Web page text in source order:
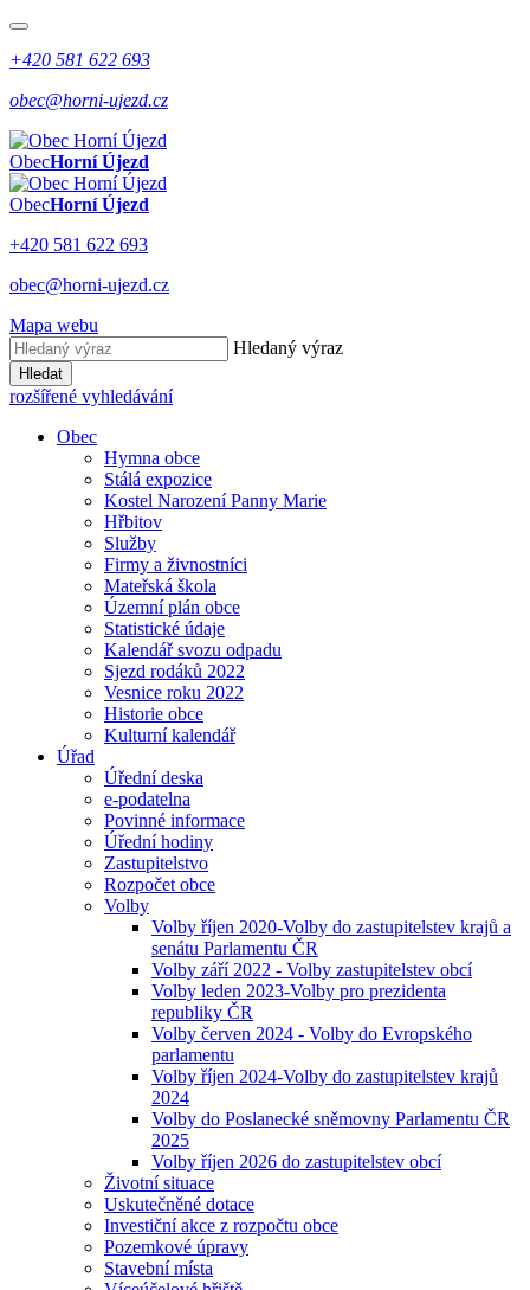
+420 581 622 693
obec@horni-ujezd.cz
ObecHorní Újezd
ObecHorní Újezd
+420 581 622 693
obec@horni-ujezd.cz
Mapa webu
Hledaný výraz
Hledat
rozšířené vyhledávání
Obec
Hymna obce
Stálá expozice
Kostel Narození Panny Marie
Hřbitov
Služby
Firmy a živnostníci
Mateřská škola
Územní plán obce
Statistické údaje
Kalendář svozu odpadu
Sjezd rodáků 2022
Vesnice roku 2022
Historie obce
Kulturní kalendář
Úřad
Úřední deska
e-podatelna
Povinné informace
Úřední hodiny
Zastupitelstvo
Rozpočet obce
Volby
Volby říjen 2020-Volby do zastupitelstev krajů a
senátu Parlamentu ČR
Volby září 2022 - Volby zastupitelstev obcí
Volby leden 2023-Volby pro prezidenta
republiky ČR
Volby červen 2024 - Volby do Evropského
parlamentu
Volby říjen 2024-Volby do zastupitelstev krajů
2024
Volby do Poslanecké sněmovny Parlamentu ČR
2025
Volby říjen 2026 do zastupitelstev obcí
Životní situace
Uskutečněné dotace
Investiční akce z rozpočtu obce
Pozemkové úpravy
Stavební místa